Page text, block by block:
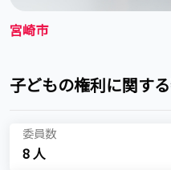
宮崎市
子どもの権利に関す
委員数
8 人